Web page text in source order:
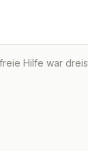
Hilfe war